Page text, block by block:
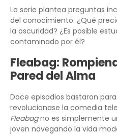
La serie plantea preguntas
del conocimiento. ¿Qué
la oscuridad? ¿Es posible
contaminado por él?
Fleabag:
Pared del Alma
Doce episodios bastaron
revolucionase la comedia
Fleabagno es simplemente
joven navegando la vida